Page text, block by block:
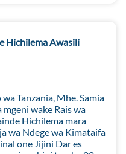
Hichilema Awasili
Tanzania, Mhe. Samia
wake Rais wa
Hichilema mara
wa Ndege wa Kimataifa
one Jijini Dar es